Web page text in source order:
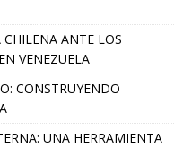
ANTE LOS
VENEZUELA
CONSTRUYENDO
UNA HERRAMIENTA